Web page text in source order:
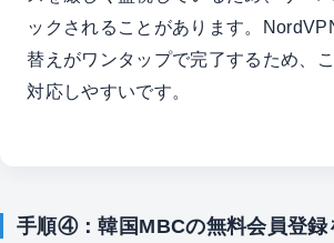
ックされることがあります。
替えがワンタップで完了するため、
対応しやすいです。
手順④：韓国MBCの無料会員登録